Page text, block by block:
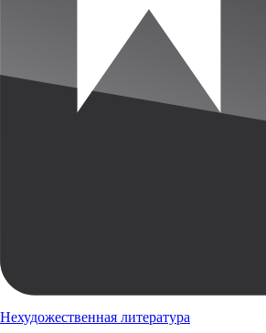
Нехудожественная литература